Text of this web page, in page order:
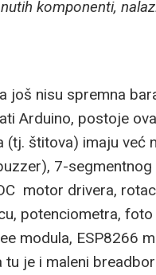
komponenti,
još nisu spremna
Arduino, postoje
(tj. štitova) imaju već
7-
motor drivera,
potenciometra,
modula, ESP8266
je i maleni